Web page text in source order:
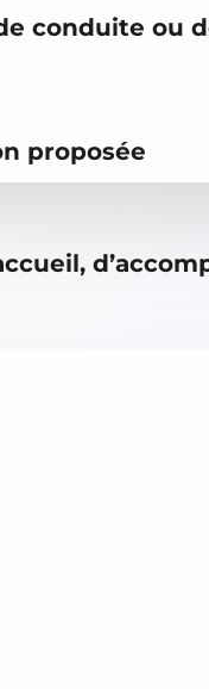
conduite ou
proposée